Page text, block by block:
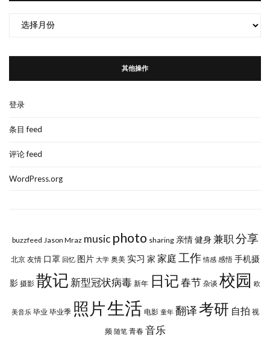
其他操作
登录
条目 feed
评论 feed
WordPress.org
buzzfeed Jason Mraz music photo sharing 亲情 健身 兼职分享
北京 友情 口罩 回忆 图片 大学 奥美 实习 家 家庭 工作 情感 感悟 手机摄
影 摄影 散记 新型冠状病毒 新年 日记 春节 杂谈 校园 欧
美音乐 毕业 毕业季 照片生活 电影 童年 翻译考研 自拍 视
频 随笔 青春 音乐